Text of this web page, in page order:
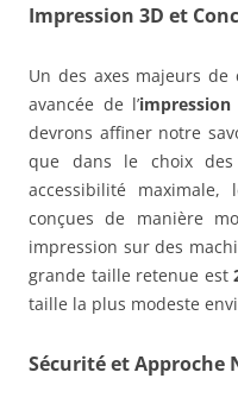
Impression 3D et
Un des axes majeurs
avancée de l’
devrons affiner notre
que dans le choix des
accessibilité maximale,
conçues de manière
impression sur des
grande taille retenue est
taille la plus modeste
Sécurité et Approche